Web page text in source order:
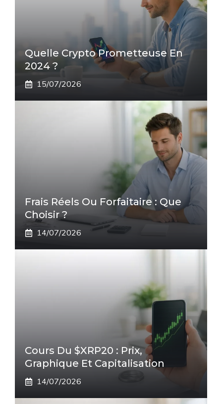
Quelle Crypto Prometteuse En
2024 ?
15/07/2026
Frais Réels Ou Forfaitaire : Que
Choisir ?
14/07/2026
Cours Du $XRP20 : Prix,
Graphique Et Capitalisation
14/07/2026